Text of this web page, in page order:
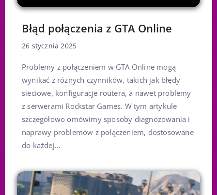
Błąd połączenia z GTA Online
26 stycznia 2025
Problemy z połączeniem w GTA Online mogą
wynikać z różnych czynników, takich jak błędy
sieciowe, konfiguracje routera, a nawet problemy
z serwerami Rockstar Games. W tym artykule
szczegółowo omówimy sposoby diagnozowania i
naprawy problemów z połączeniem, dostosowane
do każdej...